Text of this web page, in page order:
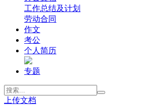
工作总结及计划
劳动合同
作文
考公
个人简历
专题
上传文档